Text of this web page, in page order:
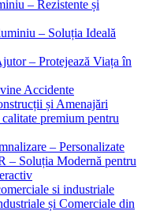
– Rezistente și
– Soluția Ideală
– Protejează Viața în
Accidente
și Amenajări
premium pentru
– Personalizate
– Soluția Modernă pentru
si industriale
și Comerciale din